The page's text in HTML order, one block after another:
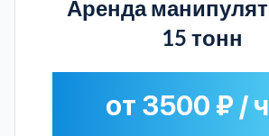
Аренда
15 тонн
от 3500 ₽ /